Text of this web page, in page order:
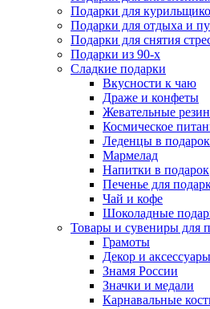
Подарки для
Подарки для отдыха и
Подарки для снятия
Подарки из 90-х
Сладкие подарки
Вкусности к чаю
Драже и конфеты
Жевательные
Космическое
Леденцы в подарок
Мармелад
Напитки в подарок
Печенье для
Чай и кофе
Шоколадные
Товары и сувениры для
Грамоты
Декор и аксессуары
Знамя России
Значки и медали
Карнавальные